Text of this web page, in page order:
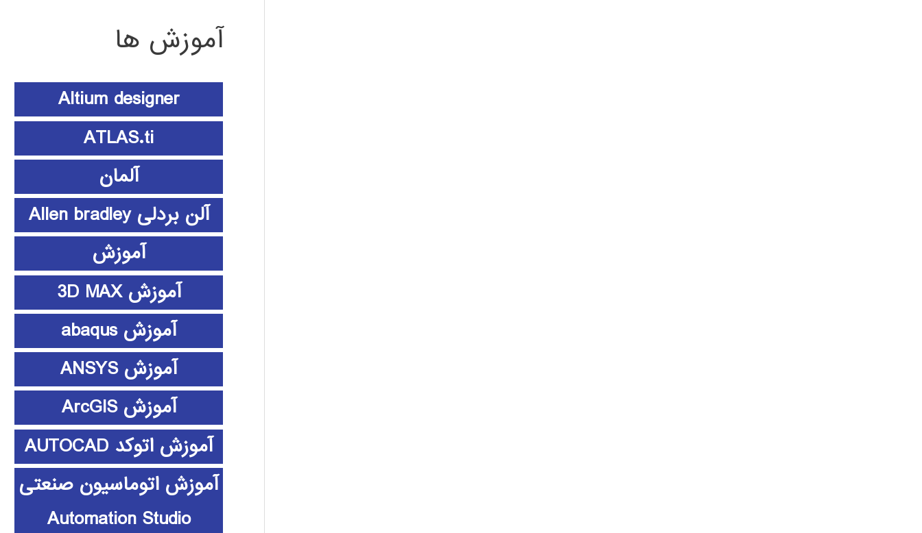
آموزش ها
Altium designer
ATLAS.ti
آلمان
آلن بردلی Allen bradley
آموزش
آموزش 3D MAX
آموزش abaqus
آموزش ANSYS
آموزش ArcGIS
آموزش اتوکد AUTOCAD
آموزش اتوماسیون صنعتی
Automation Studio